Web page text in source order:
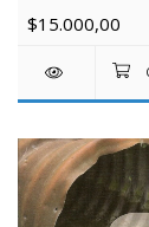
$15.000,00